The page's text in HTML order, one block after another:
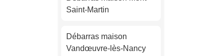
Débarras maison
Débarras maison
Saint-Martin
Débarras maison
Vandœuvre-lès-Nancy